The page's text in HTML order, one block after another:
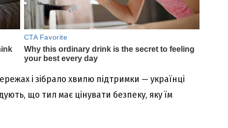
і зібрало хвилю підтримки — українці
що тил має цінувати безпеку, яку їм